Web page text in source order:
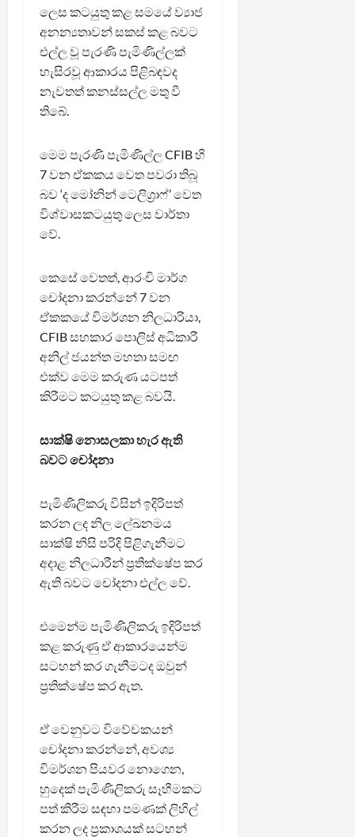
ලෙස කටයුතු කළ සමයේ ව්‍යාජ
අනන්‍යතාවන් සකස් කළ බවට
එල්ල වූ පැරණි පැමිණිල්ලක්
හැසිරවූ ආකාරය පිළිබඳවද
නැවතත් කනස්සල්ල මතු වී
තිබේ.
මෙම පැරණි පැමිණිල්ල CFIB හි
7 වන ඒකකය වෙත පවරා තිබූ
බව ‘ද මෝනින් ටෙලිග්‍රාෆ්’ වෙත
විශ්වාසකටයුතු ලෙස වාර්තා
වේ.
කෙසේ වෙතත්, ආරංචි මාර්ග
චෝදනා කරන්නේ 7 වන
ඒකකයේ විමර්ශන නිලධාරියා,
CFIB සහකාර පොලිස් අධිකාරී
අනිල් ජයන්ත මහතා සමඟ
එක්ව මෙම කරුණ යටපත්
කිරීමට කටයුතු කළ බවයි.
සාක්ෂි නොසලකා හැර ඇති
බවට චෝදනා
පැමිණිලිකරු විසින් ඉදිරිපත්
කරන ලද නිල ලේඛනමය
සාක්ෂි නිසි පරිදි පිළිගැනීමට
අදාළ නිලධාරීන් ප්‍රතික්ෂේප කර
ඇති බවට චෝදනා එල්ල වේ.
එමෙන්ම පැමිණිලිකරු ඉදිරිපත්
කළ කරුණු ඒ ආකාරයෙන්ම
සටහන් කර ගැනීමටද ඔවුන්
ප්‍රතික්ෂේප කර ඇත.
ඒ වෙනුවට විවේචකයන්
චෝදනා කරන්නේ, අවශ්‍ය
විමර්ශන පියවර නොගෙන,
හුදෙක් පැමිණිලිකරු සෑහීමකට
පත් කිරීම සඳහා පමණක් ලිහිල්
කරන ලද ප්‍රකාශයක් සටහන්